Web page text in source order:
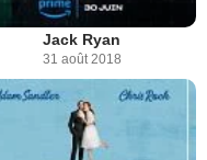
Jack Ryan
31 août 2018